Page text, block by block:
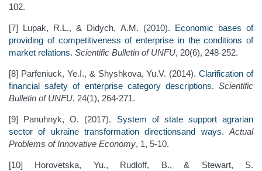
102.
[7] Lupak, R.L., & Didych, A.M. (2010). Economic bases of
providing of competitiveness of enterprise in the conditions of
market relations. Scientific Bulletin of UNFU, 20(6), 248-252.
[8] Parfeniuck, Ye.І., & Shyshkova, Yu.V. (2014).Clarification of
financial safety of enterprise category descriptions.Scientific
Bulletin of UNFU, 24(1), 264-271.
[9] Panuhnyk, O. (2017). System of state support agrarian
sector of ukraine transformation directionsand ways.Actual
Problems of Innovative Economy, 1, 5-10.
[10] Horovetska, Yu., Rudloff, B., & Stewart, S.